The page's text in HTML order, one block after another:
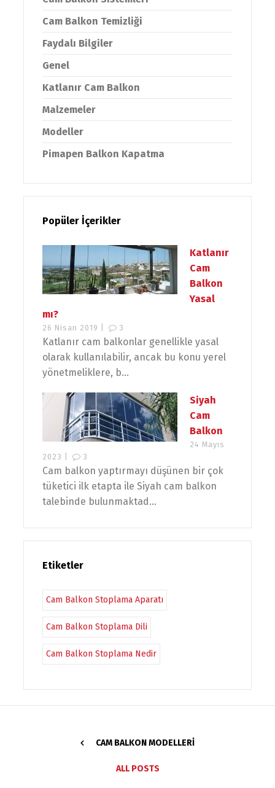
Cam Balkon Temizliği
Faydalı Bilgiler
Genel
Katlanır Cam Balkon
Malzemeler
Modeller
Pimapen Balkon Kapatma
Popüler İçerikler
Katlanır
Cam
Balkon
Yasal
mı?
26 Nisan 2019 | 3
Katlanır cam balkonlar genellikle yasal
olarak kullanılabilir, ancak bu konu yerel
yönetmeliklere, b...
Siyah
Cam
Balkon
24 Mayıs
2023 |
3
Cam balkon yaptırmayı düşünen bir çok
tüketici ilk etapta ile Siyah cam balkon
talebinde bulunmaktad...
Etiketler
Cam Balkon Stoplama Aparatı
Cam Balkon Stoplama Dili
Cam Balkon Stoplama Nedir
CAM BALKON MODELLERI
ALL POSTS